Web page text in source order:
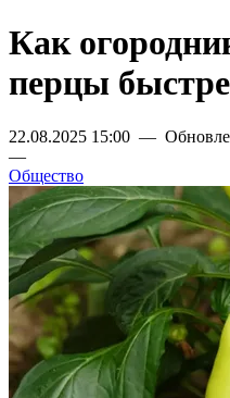
Как
перцы
22.08.2025 15:00 —
—
Общество